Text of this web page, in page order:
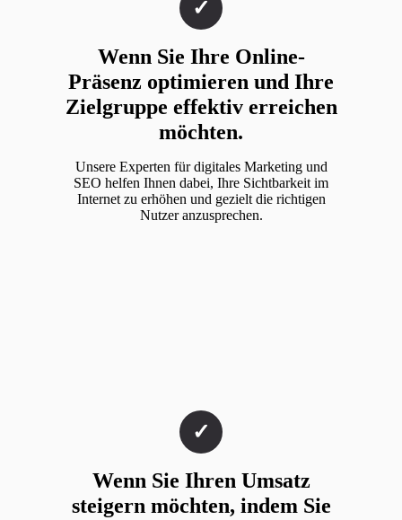
Wenn Sie Ihre Online-
Präsenz optimieren und Ihre
Zielgruppe effektiv erreichen
möchten.
Unsere Experten für digitales Marketing und
SEO helfen Ihnen dabei, Ihre Sichtbarkeit im
Internet zu erhöhen und gezielt die richtigen
Nutzer anzusprechen.
Wenn Sie Ihren Umsatz
steigern möchten, indem Sie